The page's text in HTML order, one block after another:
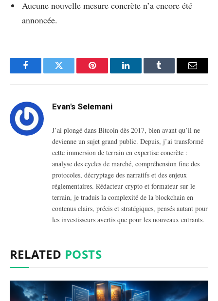
Aucune nouvelle mesure concrète n’a encore été
annoncée.
FacebookTwitter Pinterest LinkedInTumblr Email
Evan's Selemani
J’ai plongé dans Bitcoin dès 2017, bien avant qu’il ne
devienne un sujet grand public. Depuis, j’ai transformé
cette immersion de terrain en expertise concrète :
analyse des cycles de marché, compréhension fine des
protocoles, décryptage des narratifs et des enjeux
réglementaires. Rédacteur crypto et formateur sur le
terrain, je traduis la complexité de la blockchain en
contenus clairs, précis et stratégiques, pensés autant pour
les investisseurs avertis que pour les nouveaux entrants.
RELATED POSTS